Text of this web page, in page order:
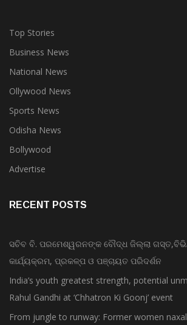
Top Stories
Business News
National News
Ollywood News
Sports News
Odisha News
Bollywood
Advertise
RECENT POSTS
ସଚିବ ବି. ପରମେଶ୍ୱରନଙ୍କ ବୌଦ୍ଧ ଜିଲ୍ଲା
କାର୍ଯ୍ୟକ୍ରମ, ପ୍ରକଳ୍ପ ଓ ପଞ୍ଚାୟତ ପରିଦର୍ଶନ
India’s youth greatest strength, potential
Rahul Gandhi at ‘Chhatron Ki Goonj’ event
From jungle to runway: Former women